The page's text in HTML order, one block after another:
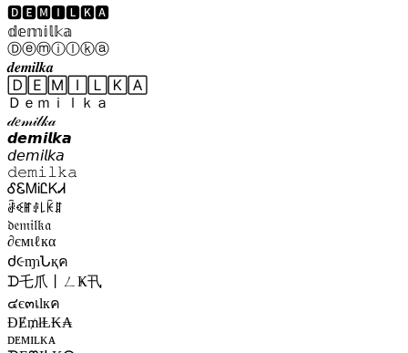
🅳🅴🅼🅸🅻🅺🅰
𝕕𝕖𝕞𝕚𝕝𝕜𝕒
Ⓓⓔⓜⓘⓛⓚⓐ
𝒅𝒆𝒎𝒊𝒍𝒌𝒂
🄳🄴🄼🄸🄻🄺🄰
Ｄｅｍｉｌｋａ
𝒹𝑒𝓂𝒾𝓁𝓀𝒶
𝙙𝙚𝙢𝙞𝙡𝙠𝙖
𝘥𝘦𝘮𝘪𝘭𝘬𝘢
𝚍𝚎𝚖𝚒𝚕𝚔𝚊
ᎴᏋᎷᎥᏝᏦᏗ
ꂠꈼꂵꂑ꒒ꀗꁲ
𝔡𝔢𝔪𝔦𝔩𝔨𝔞
∂ємιℓкα
Ძ૯ɱɿՆқค
ᗪ乇爪丨ㄥҜ卂
๔є๓เlкค
ĐɆ₥łⱠ₭₳
ᴅᴇᴍɪʟᴋᴀ